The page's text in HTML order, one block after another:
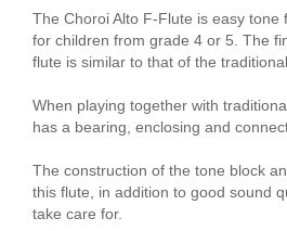
The Choroi Alto F-Flute is easy tone
for children from grade 4 or 5. The
flute is similar to that of the
When playing together with
has a bearing, enclosing and
The construction of the tone block
this flute, in addition to good sound
take care for.